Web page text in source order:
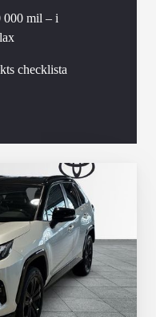
000 mil – i
checklista